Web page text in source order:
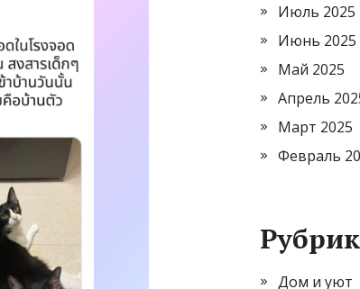
Июль 2025
Июнь 2025
Май 2025
Апрель
Март 2025
Февраль
Дом и уют